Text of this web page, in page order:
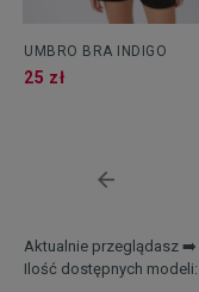
Aktualnie przeglądasz ➡️
Ilość dostępnych modeli:
UMBRO BRA INDIGO
25 zł